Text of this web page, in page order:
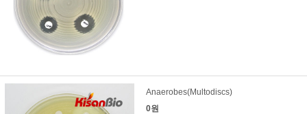
Anaerobes(Multodiscs)
0원